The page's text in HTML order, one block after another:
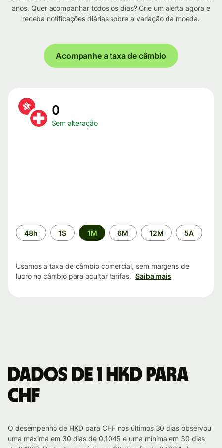
anos. Quer acompanhar todos os dias? Crie um alerta agora e
receba notificações diárias sobre a variação da moeda.
Acompanhe a taxa de câmbio
0
Sem alteração
Período
de
48h 1S 1M 6M 12M 5A
Usamos a taxa de câmbio comercial, sem margens de
lucro no câmbio para ocultar tarifas. Saiba mais
Dados de 1 HKD para
CHF
O desempenho de HKD para CHF nos últimos 30 dias observou
uma máxima em 30 dias de 0,1045 e uma mínima em 30 dias